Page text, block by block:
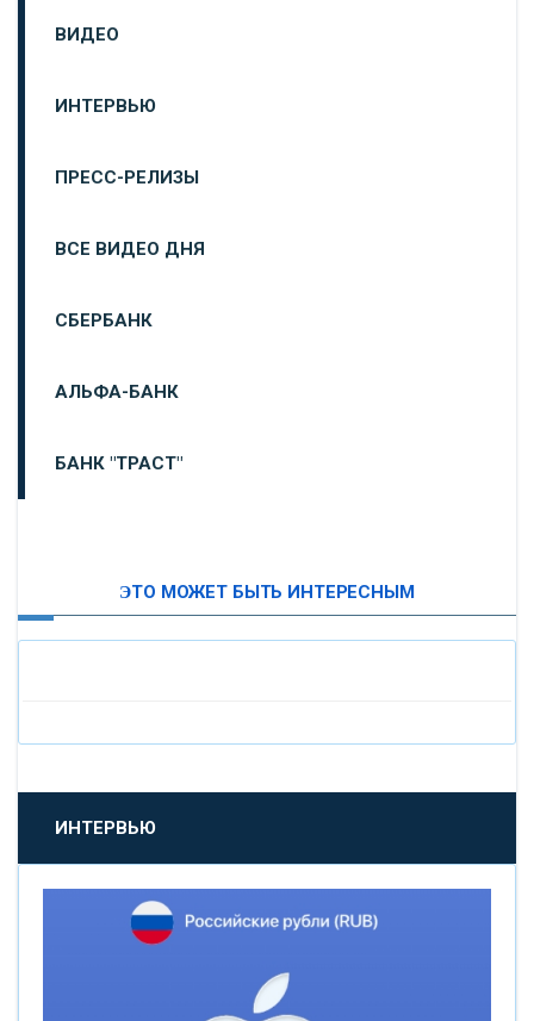
ВИДЕО
ИНТЕРВЬЮ
ПРЕСС-РЕЛИЗЫ
ВСЕ ВИДЕО ДНЯ
СБЕРБАНК
АЛЬФА-БАНК
БАНК "ТРАСТ"
«БАНК САНКТ-ПЕТЕРБУРГ»
«ПРОМСВЯЗЬБАНК»
«НОВИКОМБАНК»
ЭТО МОЖЕТ БЫТЬ ИНТЕРЕСНЫМ
ИНТЕРВЬЮ